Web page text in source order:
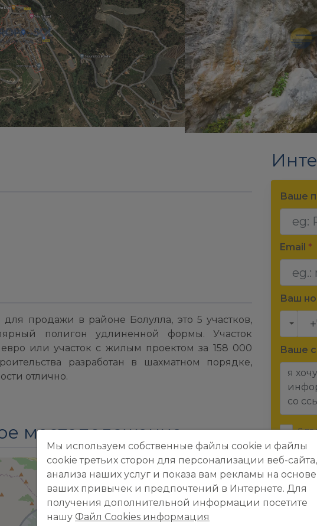
продажи в районе Болулла, это 5 участков,
полигон удлиненной формы. Участок
евро или участок с жилым проектом за 158 000
разработан в шахматном порядке,
отлично.
местоположение
Ваше
Email *
Ваш
Ваше
Я
доллар и
Я
Мы используем собственные файлы cookie и файлы
cookie третьих сторон для персонализации веб-сайта,
анализа наших услуг и показа вам рекламы на основе
ваших привычек и предпочтений в Интернете. Для
получения дополнительной информации посетите
нашу Файл Cookies информация